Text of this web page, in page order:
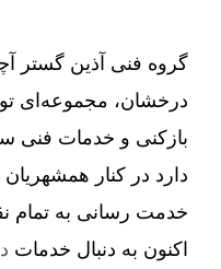
درخشان، مجموعه‌ای
بازکنی و خدمات فنی
دارد در کنار
خدمت رسانی به تمام
اکنون به دنبال خدمات